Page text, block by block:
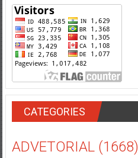
CATEGORIES
ADVETORIAL(1668)